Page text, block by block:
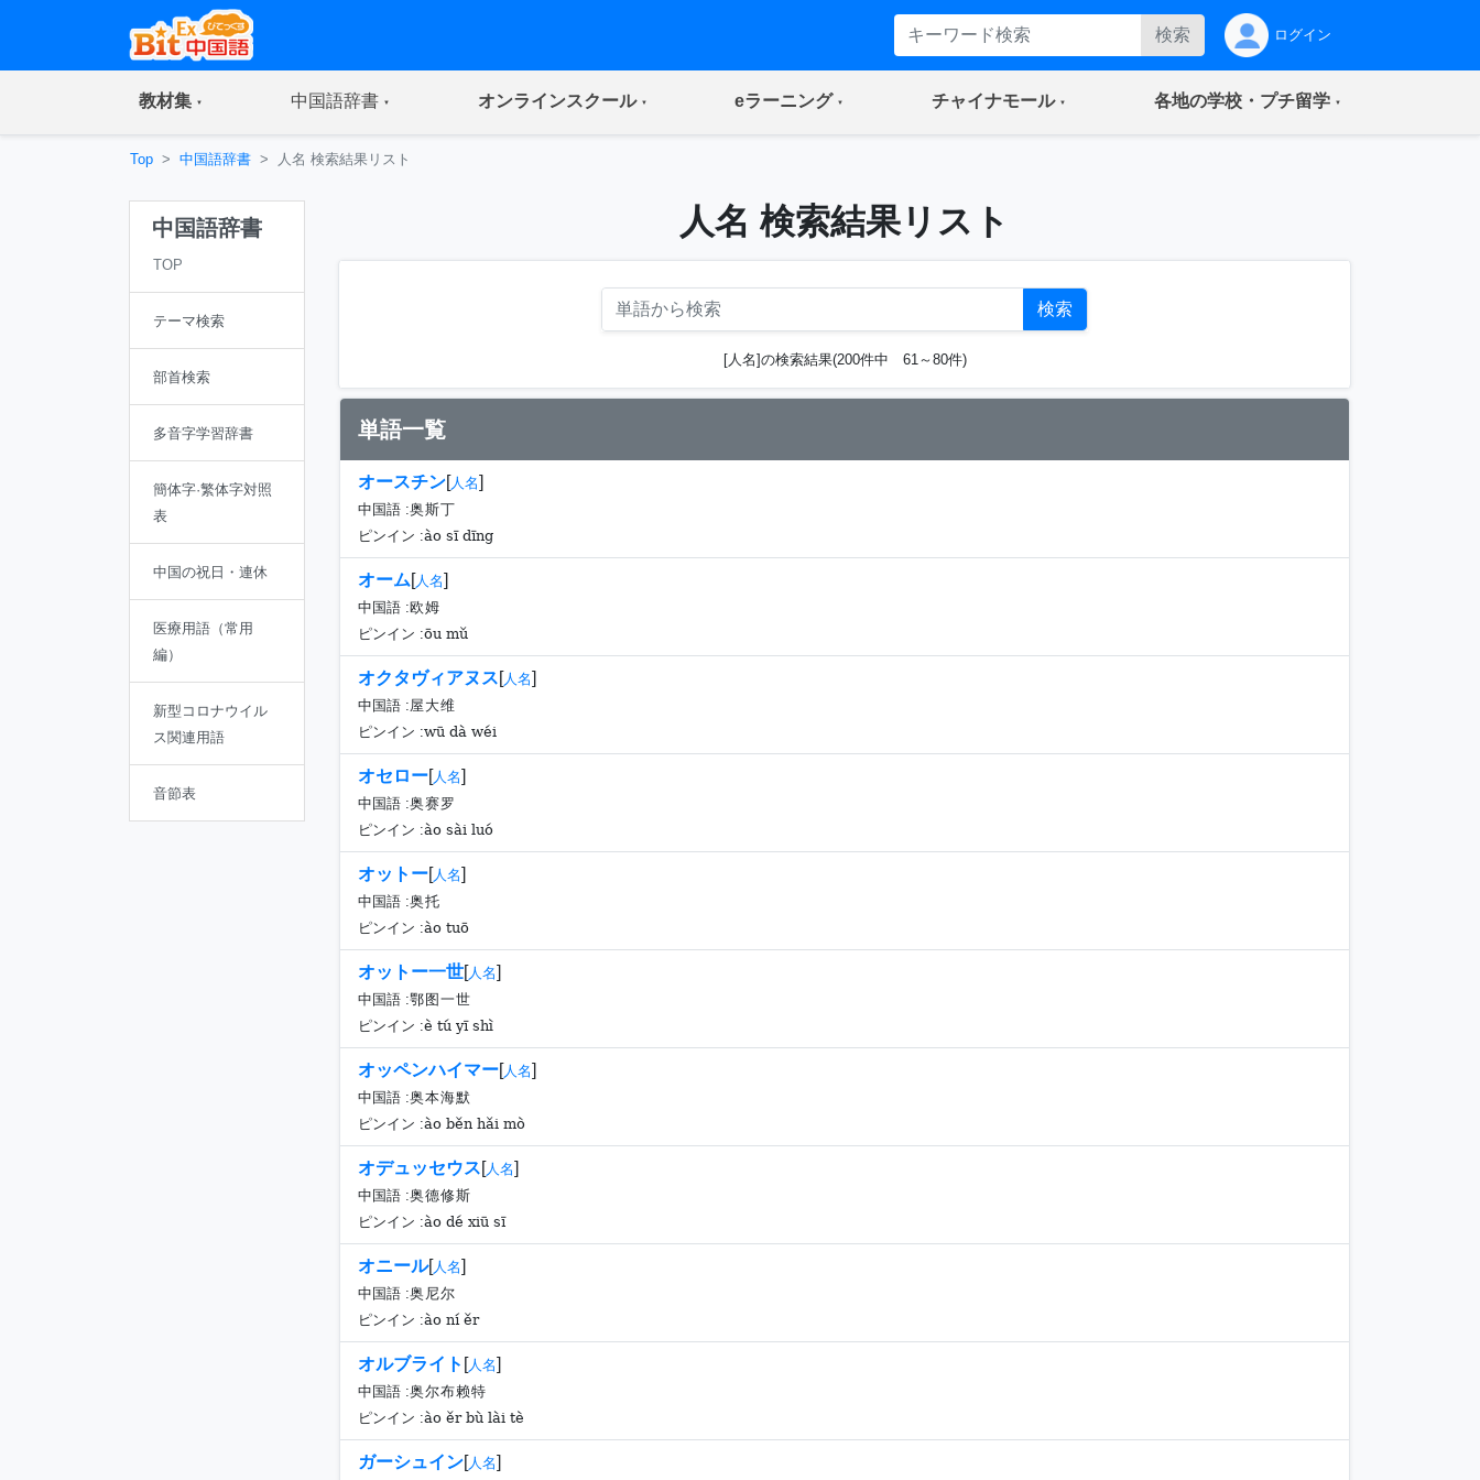
検索 ログイン
教材集(current) 中国語辞書(current) オンラインスクール(current) eラーニング(current) チャイナモール(current) 各地の学校・プチ留学(current)
Top 中国語辞書 人名 検索結果リスト
中国語辞書
TOP
テーマ検索
部首検索
多音字学習辞書
簡体字·繁体字対照
表
中国の祝日・連休
医療用語（常用
編）
新型コロナウイル
ス関連用語
音節表
人名 検索結果リスト
検索
[人名]の検索結果(200件中 61～80件)
単語一覧
オースチン[人名]
中国語 :奥斯丁
ピンイン :ào sī dīng
オーム[人名]
中国語 :欧姆
ピンイン :ōu mǔ
オクタヴィアヌス[人名]
中国語 :屋大维
ピンイン :wū dà wéi
オセロー[人名]
中国語 :奥赛罗
ピンイン :ào sài luó
オットー[人名]
中国語 :奥托
ピンイン :ào tuō
オットー一世[人名]
中国語 :鄂图一世
ピンイン :è tú yī shì
オッペンハイマー[人名]
中国語 :奥本海默
ピンイン :ào běn hǎi mò
オデュッセウス[人名]
中国語 :奥德修斯
ピンイン :ào dé xiū sī
オニール[人名]
中国語 :奥尼尔
ピンイン :ào ní ěr
オルブライト [人名]
中国語 :奥尔布赖特
ピンイン :ào ěr bù lài tè
ガーシュイン[人名]